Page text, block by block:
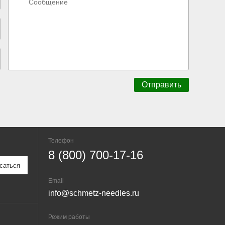
Телефон
8 (800) 700-17-16
Email
info@schmetz-needles.ru
Режим работы